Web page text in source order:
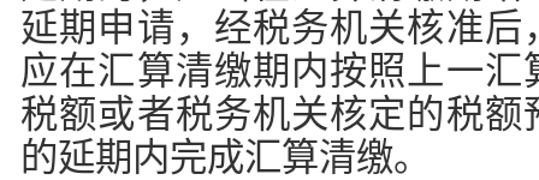
延期申请，经税务机关核准
应在汇算清缴期内按照上一
税额或者税务机关核定的税额
的延期内完成汇算清缴。